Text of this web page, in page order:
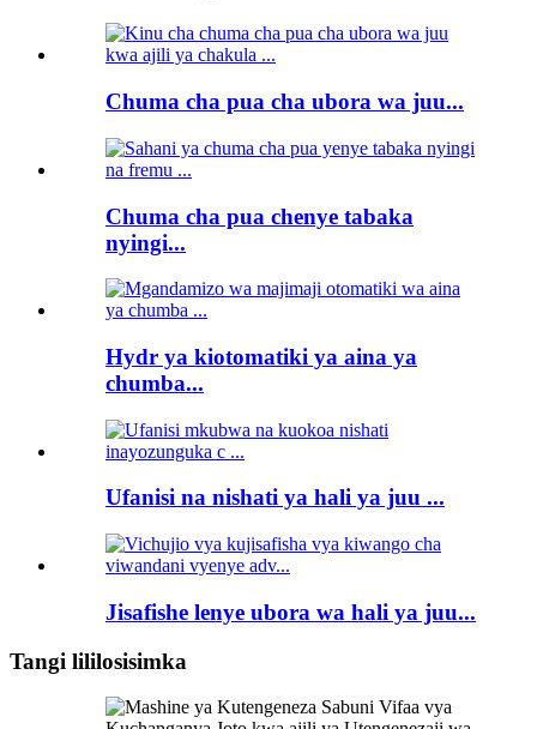
Chuma cha pua cha ubora wa juu...
Chuma cha pua chenye tabaka
nyingi...
Hydr ya kiotomatiki ya aina ya
chumba...
Ufanisi na nishati ya hali ya juu ...
Jisafishe lenye ubora wa hali ya juu...
Tangi lililosisimka